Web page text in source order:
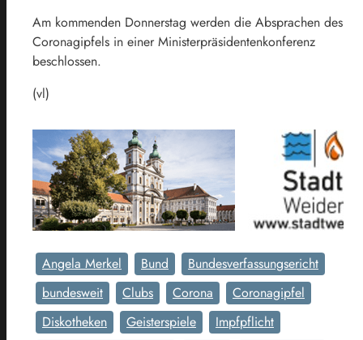
Am kommenden Donnerstag werden die Absprachen des
Coronagipfels in einer Ministerpräsidentenkonferenz
beschlossen.
(vl)
Angela Merkel Bund
Bundesverfassungsericht
bundesweit
Clubs Corona
Coronagipfel
Diskotheken
Geisterspiele
Impfpflicht